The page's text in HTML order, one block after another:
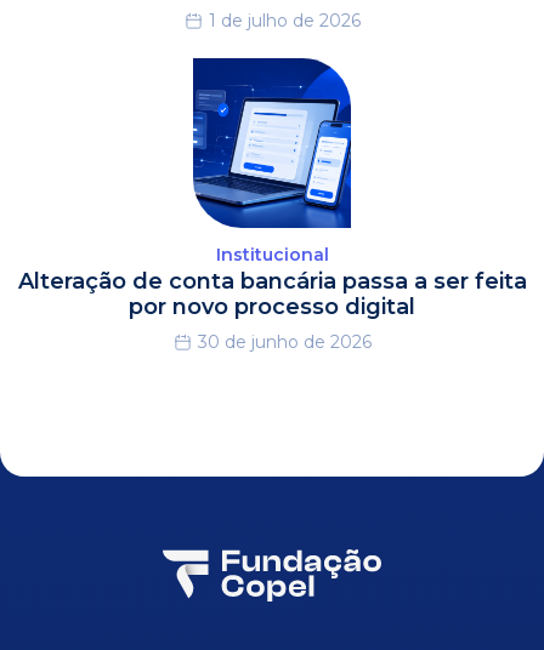
1 de julho de 2026
Institucional
Alteração de conta bancária passa a ser feita
por novo processo digital
30 de junho de 2026